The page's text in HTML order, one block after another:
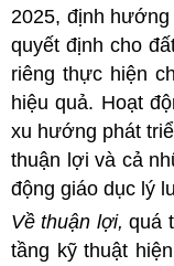
2025, định
quyết định cho
riêng thực hiện
hiệu quả. Hoạt
xu hướng phát
thuận lợi và cả
động giáo dục lý
Về thuận lợi, quá
tầng kỹ thuật